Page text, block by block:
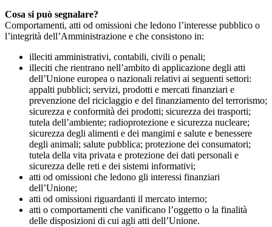
Cosa si può segnalare?
Comportamenti, atti od omissioni che ledono l’interesse pubblico o
l’integrità dell’Amministrazione e che consistono in:
illeciti amministrativi, contabili, civili o penali;
illeciti che rientrano nell’ambito di applicazione degli atti
dell’Unione europea o nazionali relativi ai seguenti settori:
appalti pubblici; servizi, prodotti e mercati finanziari e
prevenzione del riciclaggio e del finanziamento del terrorismo;
sicurezza e conformità dei prodotti; sicurezza dei trasporti;
tutela dell’ambiente; radioprotezione e sicurezza nucleare;
sicurezza degli alimenti e dei mangimi e salute e benessere
degli animali; salute pubblica; protezione dei consumatori;
tutela della vita privata e protezione dei dati personali e
sicurezza delle reti e dei sistemi informativi;
atti od omissioni che ledono gli interessi finanziari
dell’Unione;
atti od omissioni riguardanti il mercato interno;
atti o comportamenti che vanificano l’oggetto o la finalità
delle disposizioni di cui agli atti dell’Unione.